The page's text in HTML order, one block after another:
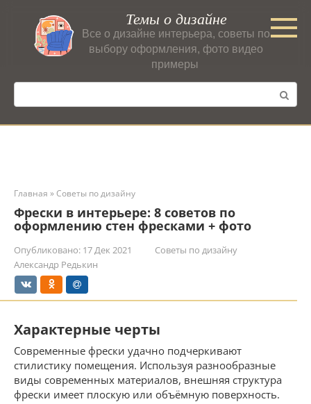
контенту
Темы о дизайне
Все о дизайне интерьера, советы по
выбору оформления, фото видео
примеры
Поиск:
Главная »Советы по дизайну
Фрески в интерьере: 8 советов по
оформлению стен фресками + фото
Опубликовано: 17 Дек 2021
Советы по дизайну
Александр Редькин
Характерные черты
Современные фрески удачно подчеркивают
стилистику помещения. Используя разнообразные
виды современных материалов, внешняя структура
фрески имеет плоскую или объёмную поверхность.